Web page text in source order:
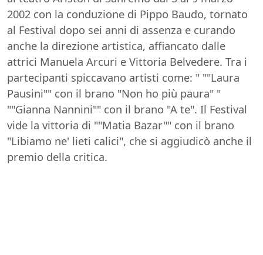
2002 con la conduzione di Pippo Baudo, tornato
al Festival dopo sei anni di assenza e curando
anche la direzione artistica, affiancato dalle
attrici Manuela Arcuri e Vittoria Belvedere. Tra i
partecipanti spiccavano artisti come: " ""Laura
Pausini"" con il brano "Non ho più paura" "
""Gianna Nannini"" con il brano "A te". Il Festival
vide la vittoria di ""Matia Bazar"" con il brano
"Libiamo ne' lieti calici", che si aggiudicò anche il
premio della critica.